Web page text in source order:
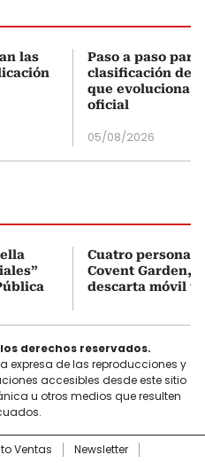
las
Paso a paso
clasificación del
que evoluciona
oficial
05/08/2026
Cuatro personas
Covent Garden,
descarta móvil
los derechos reservados.
expresa de las reproducciones y
accesibles desde este sitio
u otros medios que resulten
Ventas
Newsletter